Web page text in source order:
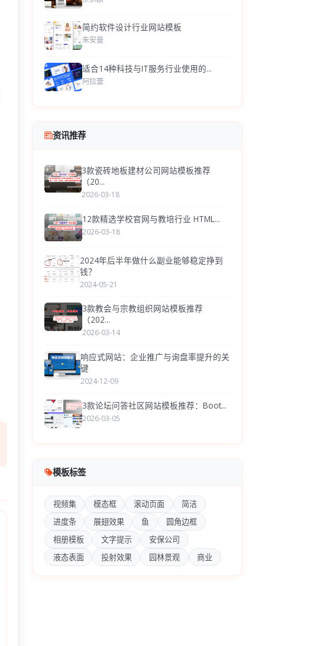
简约软件设计行业网站模板
朱安曼
适合14种科技与IT服务行业使用的...
阿拉蕾
资讯推荐
3款瓷砖地板建材公司网站模板推荐
（20...
2026-03-18
12款精选学校官网与教培行业 HTML...
2026-03-18
2024年后半年做什么副业能够稳定挣到
钱？
2024-05-21
3款教会与宗教组织网站模板推荐
（202...
2026-03-14
响应式网站：企业推广与询盘率提升的关
键
2024-12-09
3款论坛问答社区网站模板推荐：Boot...
2026-03-05
模板标签
视频集 模态框 滚动页面
简洁
进度条
展翅效果 鱼
圆角边框
相册模板
文字提示
安保公司
液态表面
投射效果 园林景观 商业